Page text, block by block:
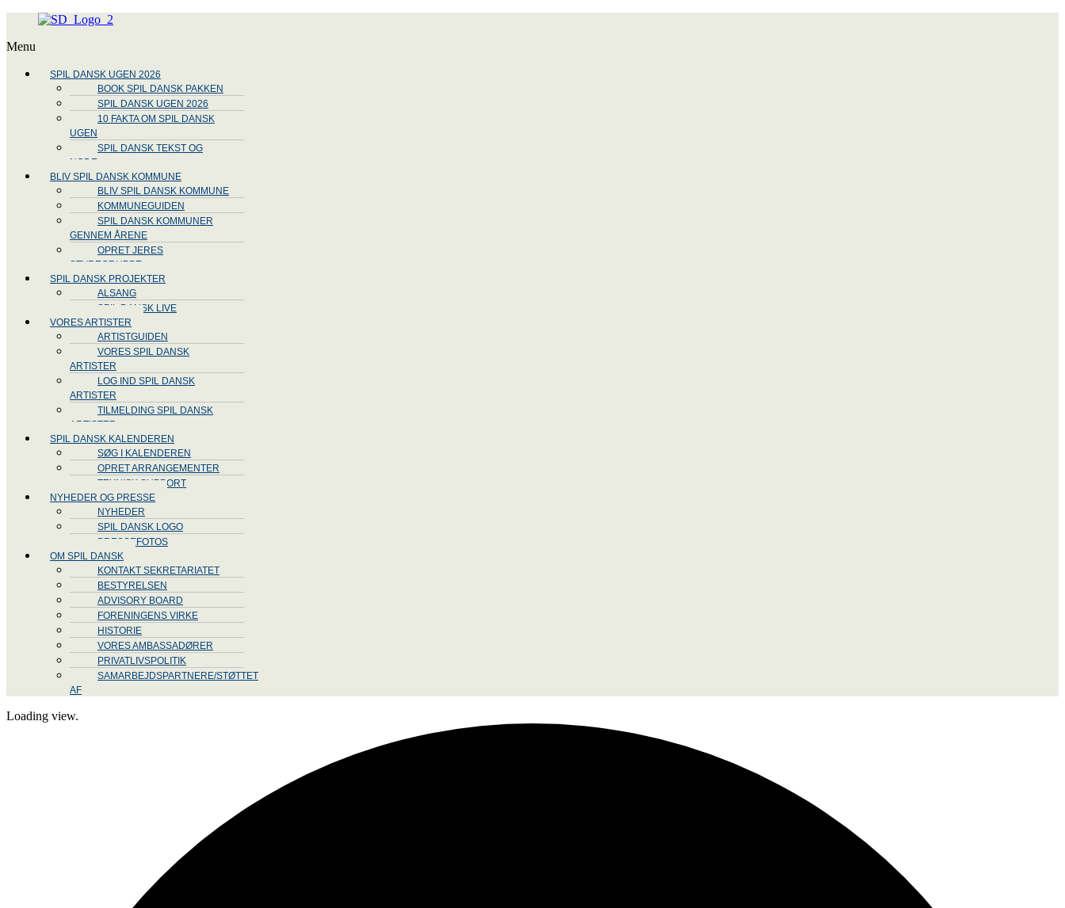
Menu
SPIL DANSK UGEN 2026
BOOK SPIL DANSK PAKKEN
SPIL DANSK UGEN 2026
10 FAKTA OM SPIL DANSK
UGEN
SPIL DANSK TEKST OG
NODE
BLIV SPIL DANSK KOMMUNE
BLIV SPIL DANSK KOMMUNE
KOMMUNEGUIDEN
SPIL DANSK KOMMUNER
GENNEM ÅRENE
OPRET JERES
STYREGRUPPE
SPIL DANSK PROJEKTER
ALSANG
SPIL DANSK LIVE
VORES ARTISTER
ARTISTGUIDEN
VORES SPIL DANSK
ARTISTER
LOG IND SPIL DANSK
ARTISTER
TILMELDING SPIL DANSK
ARTISTER
SPIL DANSK KALENDEREN
SØG I KALENDEREN
OPRET ARRANGEMENTER
TEKNISK SUPPORT
NYHEDER OG PRESSE
NYHEDER
SPIL DANSK LOGO
PRESSEFOTOS
OM SPIL DANSK
KONTAKT SEKRETARIATET
BESTYRELSEN
ADVISORY BOARD
FORENINGENS VIRKE
HISTORIE
VORES AMBASSADØRER
PRIVATLIVSPOLITIK
SAMARBEJDSPARTNERE/STØTTET
AF
Loading view.